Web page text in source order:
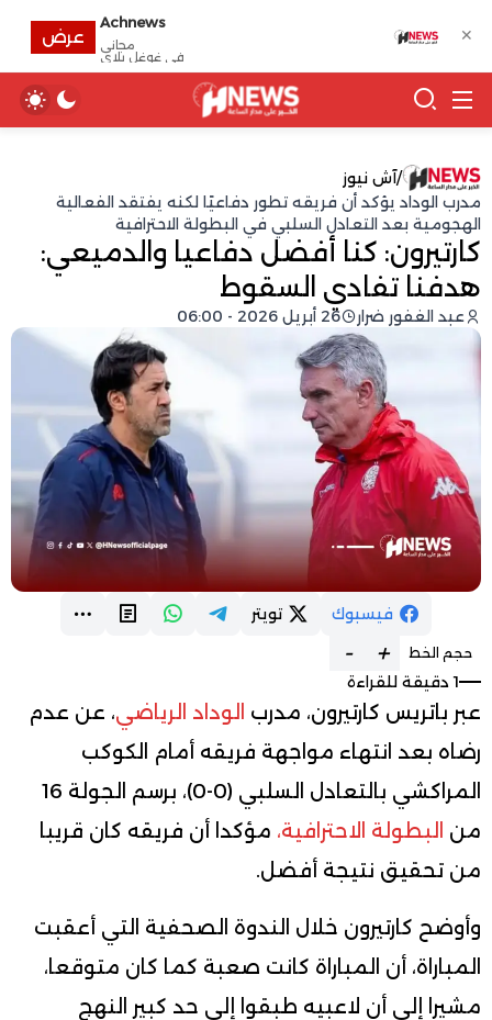
/آش نيوز
مدرب الوداد يؤكد أن فريقه تطور دفاعيًا لكنه يفتقد الفعالية
الهجومية بعد التعادل السلبي في البطولة الاحترافية
كارتيرون: كنا أفضل دفاعيا والدميعي:
هدفنا تفادي السقوط
عبد الغفور ضرار 26 أبريل 2026 - 06:00
فيسبوك تويتر
حجم الخط +
-
1 دقيقة للقراءة
عبر باتريس كارتيرون، مدرب الوداد الرياضي، عن عدم
رضاه بعد انتهاء مواجهة فريقه أمام الكوكب
المراكشي بالتعادل السلبي (0-0)، برسم الجولة 16
من البطولة الاحترافية، مؤكدا أن فريقه كان قريبا
من تحقيق نتيجة أفضل.
وأوضح كارتيرون خلال الندوة الصحفية التي أعقبت
المباراة، أن المباراة كانت صعبة كما كان متوقعا،
مشيرا إلى أن لاعبيه طبقوا إلى حد كبير النهج
✕
Achnews
مجانى
في غوغل بلاي
عرض